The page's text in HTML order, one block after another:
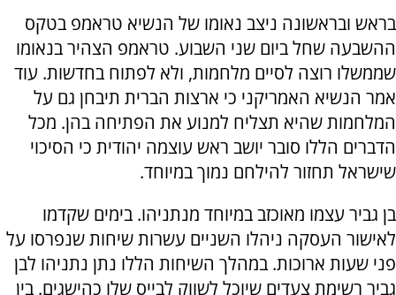
בראש ובראשונה ניצב נאומו של הנשיא טראמפ בטקס
ההשבעה שחל ביום שני השבוע. טראמפ הצהיר בנאומו
שממשלו רוצה לסיים מלחמות, ולא לפתוח בחדשות. עוד
אמר הנשיא האמריקני כי ארצות הברית תיבחן גם על
המלחמות שהיא תצליח למנוע את הפתיחה בהן. מכל
הדברים הללו סובר יושב ראש עוצמה יהודית כי הסיכוי
שישראל תחזור להילחם נמוך במיוחד.
בן גביר עצמו מאוכזב במיוחד מנתניהו. בימים שקדמו
לאישור העסקה ניהלו השניים עשרות שיחות שנפרסו על
פני שעות ארוכות. במהלך השיחות הללו נתן נתניהו לבן
גביר רשימת צעדים שיוכל לשווק לבייס שלו כהישגים. בין